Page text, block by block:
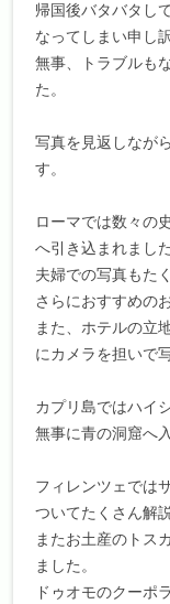
帰国後バタバタし
なってしまい申し
無事、トラブルも
た。
写真を見返しなが
す。
ローマでは数々の
へ引き込まれました
夫婦での写真もた
さらにおすすめの
また、ホテルの立
にカメラを担いで
カプリ島ではハイ
無事に青の洞窟へ
フィレンツェでは
ついてたくさん解
またお土産のトス
ました。
ドゥオモのクーポ